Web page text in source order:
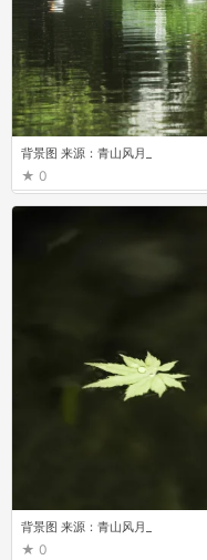
背景图 来源：青山风月_
0
背景图 来源：青山风月_
0